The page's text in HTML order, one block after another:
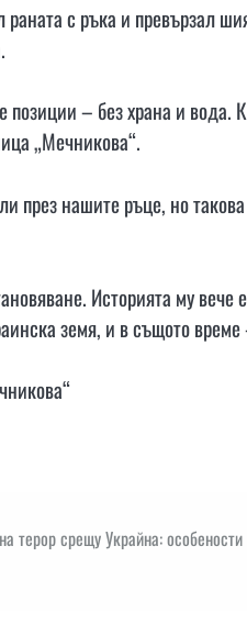
с ръка и превързал
– без храна и вода.
„Мечникова“.
през нашите ръце, но
Историята му
земя, и в същото
терор срещу Украйна: особености